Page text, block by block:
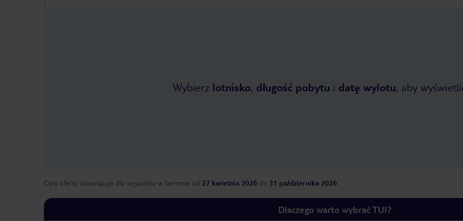
Wybierz lotnisko, długość pobytu i datę wylotu, aby
Opis oferty obowiązuje dla wyjazdów w terminie od 27 kwietnia 2026 do 31 października 2026
Dlaczego warto wybrać TUI?